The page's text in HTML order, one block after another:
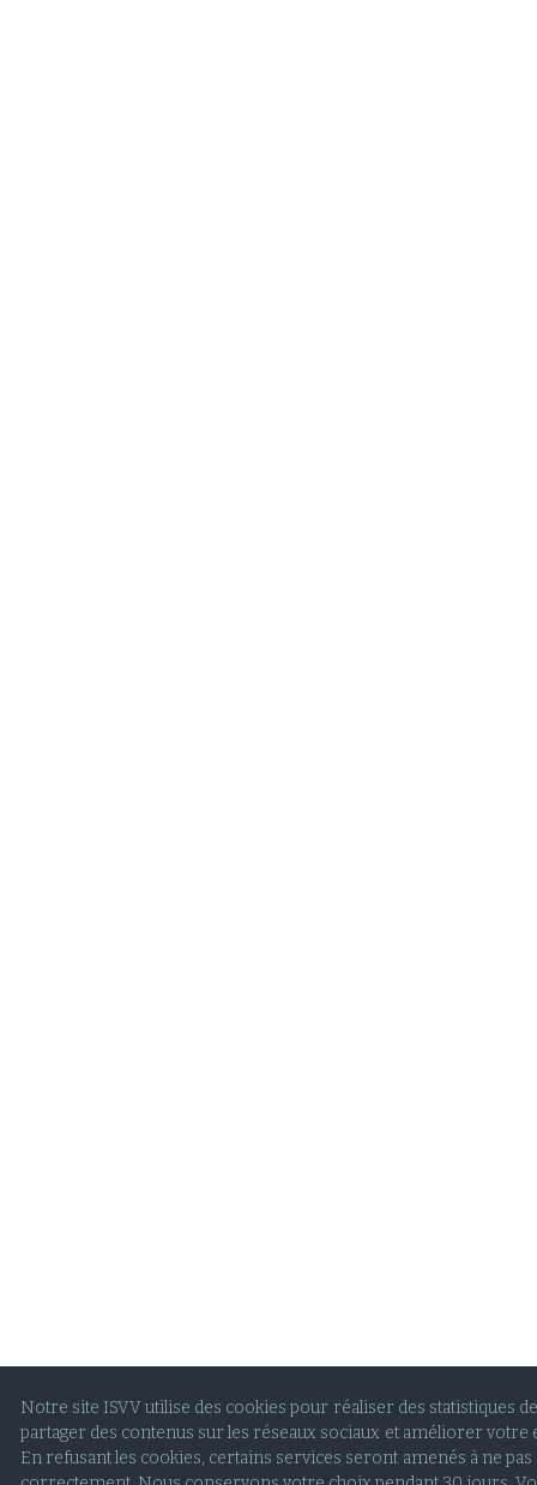
Notre site ISVV utilise des cookies pour réaliser des statistiques
partager des contenus sur les réseaux sociaux et améliorer votre
En refusant les cookies, certains services seront amenés à ne